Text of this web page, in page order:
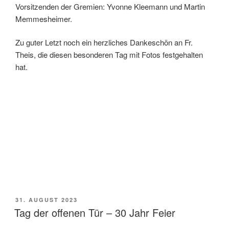
Vorsitzenden der Gremien: Yvonne Kleemann und Martin
Memmesheimer.
Zu guter Letzt noch ein herzliches Dankeschön an Fr.
Theis, die diesen besonderen Tag mit Fotos festgehalten
hat.
VERÖFFENTLICHT
AM
31. AUGUST 2023
Tag der offenen Tür – 30 Jahr Feier